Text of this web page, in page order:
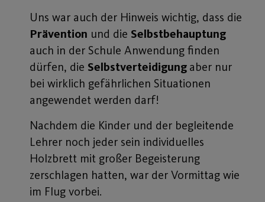
Uns war auch der Hinweis wichtig, dass die
Prävention und die Selbstbehauptung
auch in der Schule Anwendung finden
dürfen, die Selbstverteidigung aber nur
bei wirklich gefährlichen Situationen
angewendet werden darf!
Nachdem die Kinder und der begleitende
Lehrer noch jeder sein individuelles
Holzbrett mit großer Begeisterung
zerschlagen hatten, war der Vormittag wie
im Flug vorbei.